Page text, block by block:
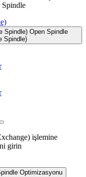
Spindle
Spindle) Open Spindle
Spindle)
işlemine
girin
Optimizasyonu